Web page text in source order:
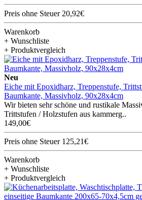
Preis ohne Steuer 20,92€
Warenkorb
+ Wunschliste
+ Produktvergleich
Neu
Eiche mit Epoxidharz, Treppenstufe,
Baumkante, Massivholz, 90x28x4cm
Wir bieten sehr schöne und rustikale
Trittstufen / Holzstufen aus kammerg..
149,00€
Preis ohne Steuer 125,21€
Warenkorb
+ Wunschliste
+ Produktvergleich